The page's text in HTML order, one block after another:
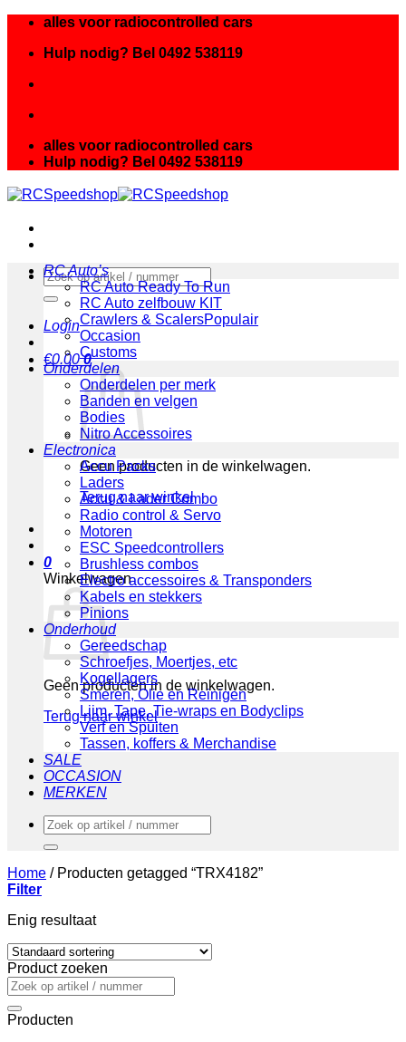
inhoud
alles voor radiocontrolled cars
Hulp nodig? Bel 0492 538119
alles voor radiocontrolled cars
Hulp nodig? Bel 0492 538119
Zoeken
naar:
Login
€0.00 0
Geen producten in de winkelwagen.
Terug naar winkel
0
Winkelwagen
Geen producten in de winkelwagen.
Terug naar winkel
RC Auto’s
RC Auto Ready To Run
RC Auto zelfbouw KIT
Crawlers & Scalers
Occasion
Customs
Onderdelen
Onderdelen per merk
Banden en velgen
Bodies
Nitro Accessoires
Electronica
Accu Packs
Laders
Accu & Lader Combo
Radio control & Servo
Motoren
ESC Speedcontrollers
Brushless combos
Electro accessoires & Transponders
Kabels en stekkers
Pinions
Onderhoud
Gereedschap
Schroefjes, Moertjes, etc
Kogellagers
Smeren, Olie en Reinigen
Lijm, Tape, Tie-wraps en Bodyclips
Verf en Spuiten
Tassen, koffers & Merchandise
SALE
OCCASION
MERKEN
Zoeken
naar:
Home /Producten getagged “TRX4182”
Filter
Enig resultaat
Product zoeken
Zoeken
naar:
Producten